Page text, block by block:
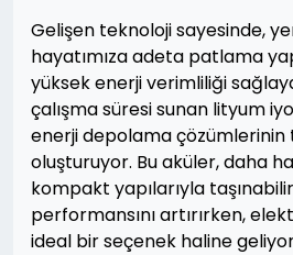
Gelişen teknoloji sayesinde,
hayatımıza adeta patlama
yüksek enerji verimliliği
çalışma süresi sunan lityum
enerji depolama çözümlerinin
oluşturuyor. Bu aküler, daha
kompakt yapılarıyla
performansını artırırken,
ideal bir seçenek haline